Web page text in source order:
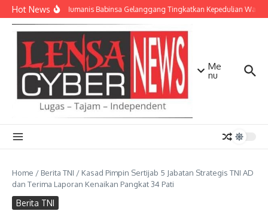
Lewati ke konten
Hot NewsPatroli Humanis Babinsa Gelanggang Tingkatkan Kepedulian Warga
Me
nu
Home / Berita TNI / Kasad Pimpin Sertijab 5 Jabatan Strategis TNI AD
dan Terima Laporan Kenaikan Pangkat 34 Pati
Berita TNI